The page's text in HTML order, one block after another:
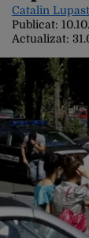
Catalin
Publicat:
Actualizat: